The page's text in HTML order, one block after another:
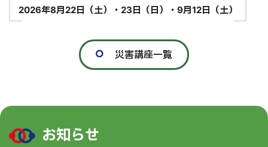
2026年8月22日（土）・23日（日）・9月12日（土）
災害講座一覧
お知らせ